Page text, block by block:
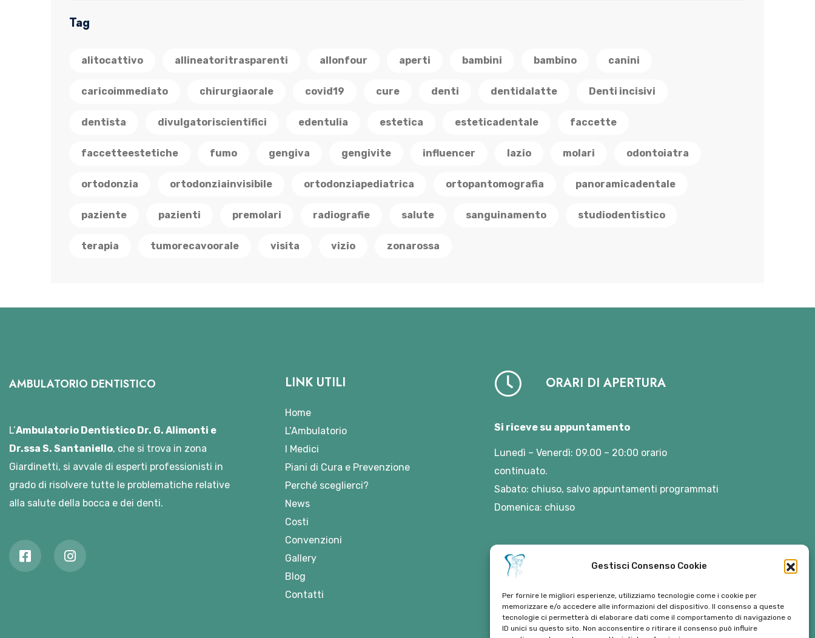
Gestisci Consenso Cookie
Per fornire le migliori esperienze, utilizziamo tecnologie come i cookie per
memorizzare e/o accedere alle informazioni del dispositivo. Il consenso a queste
tecnologie ci permetterà di elaborare dati come il comportamento di navigazione o
ID unici su questo sito. Non acconsentire o ritirare il consenso può influire
Tag
alitocattivo allineatoritrasparenti allonfour aperti bambini bambino canini
caricoimmediato chirurgiaorale covid19 cure denti dentidalatte Denti incisivi
dentista divulgatoriscientifici edentulia estetica esteticadentale faccette
faccetteestetiche fumo gengiva gengivite influencer lazio molari odontoiatra
ortodonzia ortodonziainvisibile ortodonziapediatrica ortopantomografia panoramicadentale
paziente pazienti premolari radiografie salute sanguinamento studiodentistico
terapia tumorecavoorale visita vizio zonarossa
AMBULATORIO DENTISTICO
L’Ambulatorio Dentistico Dr. G. Alimonti e
Dr.ssa S. Santaniello, che si trova in zona
Giardinetti, si avvale di esperti professionisti in
grado di risolvere tutte le problematiche relative
alla salute della bocca e dei denti.
LINK UTILI
Home
L’Ambulatorio
I Medici
Piani di Cura e Prevenzione
Perché sceglierci?
News
Costi
Convenzioni
Gallery
Blog
Contatti
ORARI DI APERTURA
Si riceve su appuntamento
Lunedì – Venerdì: 09.00 – 20:00 orario
continuato.
Sabato: chiuso, salvo appuntamenti programmati
Domenica: chiuso